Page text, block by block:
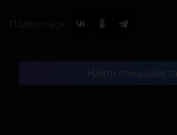
Найти специалиста